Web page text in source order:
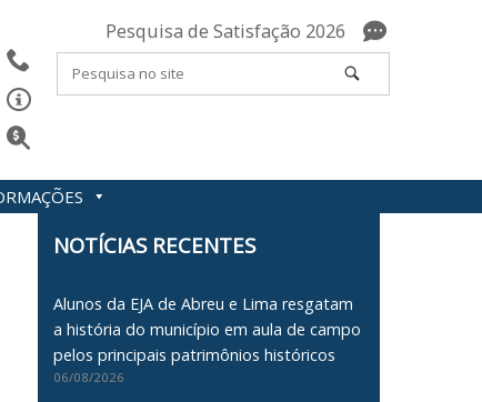
Pesquisa de Satisfação 2026
NOTÍCIAS RECENTES
Alunos da EJA de Abreu e Lima resgatam
a história do município em aula de campo
pelos principais patrimônios históricos
06/08/2026